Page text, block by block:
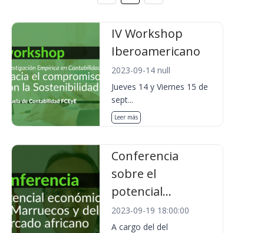
IV Workshop
Iberoamericano
2023-09-14 null
Jueves 14 y Viernes 15 de
sept...
Leer más
Conferencia
sobre el
potencial...
2023-09-19 18:00:00
A cargo del del